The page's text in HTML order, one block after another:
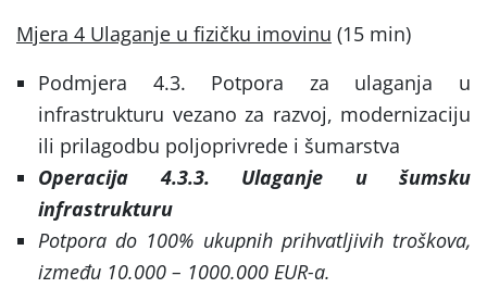
Mjera 4 Ulaganje u fizičku imovinu (15 min)
Podmjera 4.3. Potpora za ulaganja u
infrastrukturu vezano za razvoj, modernizaciju
ili prilagodbu poljoprivrede i šumarstva
Operacija 4.3.3. Ulaganje u šumsku
infrastrukturu
Potpora do 100% ukupnih prihvatljivih troškova,
između 10.000 – 1000.000 EUR-a.